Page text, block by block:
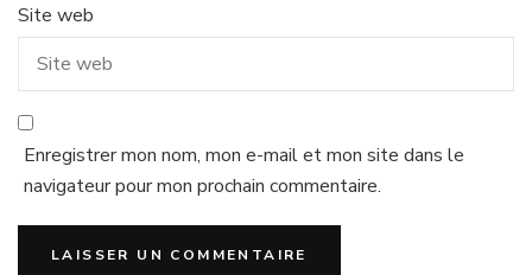
Site web
Enregistrer mon nom, mon e-mail et mon site dans le
navigateur pour mon prochain commentaire.